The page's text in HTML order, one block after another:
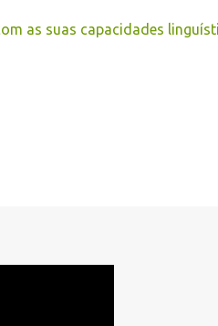
as suas capacidades